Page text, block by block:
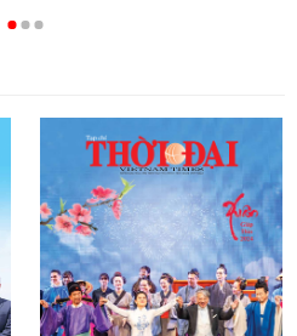
Nhân dân Việt Nam luôn trân
cảm của nước Nga
Cơ hội giao lưu quốc tế cho học
Nam tại trại hè Artek